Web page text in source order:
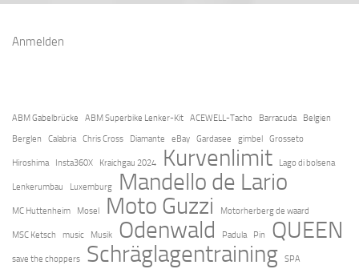
Anmelden
ABM Gabelbrücke ABM Superbike Lenker-Kit ACEWELL-Tacho Barracuda
Belgien
Berglen
Calabria Chris Cross Diamante eBay Gardasee gimbel Grosseto
Hiroshima Insta360X Kraichgau 2024 Kurvenlimit Lago di bolsena
Lenkerumbau Luxemburg Mandello de Lario
MC Huttenheim Mosel Moto Guzzi Motorherberg de waard
MSC Ketsch music Musik Odenwald Padula Pin QUEEN
save the choppers Schräglagentraining
SPA